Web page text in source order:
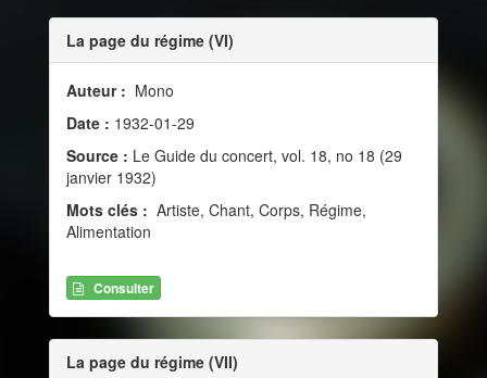
La page du régime (VI)
Auteur : Mono
Date : 1932-01-29
Source : Le Guide du concert, vol. 18, no 18 (29
janvier 1932)
Mots clés : Artiste, Chant, Corps, Régime,
Alimentation
Consulter
La page du régime (VII)